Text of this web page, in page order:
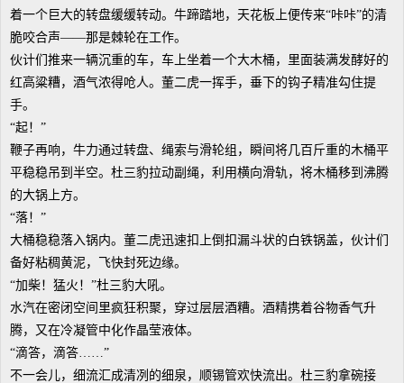
着一个巨大的转盘缓缓转动。牛蹄踏地，天花板上便传来“咔咔”的清
脆咬合声——那是棘轮在工作。
伙计们推来一辆沉重的车，车上坐着一个大木桶，里面装满发酵好的
红高粱糟，酒气浓得呛人。董二虎一挥手，垂下的钩子精准勾住提
手。
“起！”
鞭子再响，牛力通过转盘、绳索与滑轮组，瞬间将几百斤重的木桶平
平稳稳吊到半空。杜三豹拉动副绳，利用横向滑轨，将木桶移到沸腾
的大锅上方。
“落！”
大桶稳稳落入锅内。董二虎迅速扣上倒扣漏斗状的白铁锅盖，伙计们
备好粘稠黄泥，飞快封死边缘。
“加柴！猛火！”杜三豹大吼。
水汽在密闭空间里疯狂积聚，穿过层层酒糟。酒精携着谷物香气升
腾，又在冷凝管中化作晶莹液体。
“滴答，滴答……”
不一会儿，细流汇成清冽的细泉，顺锡管欢快流出。杜三豹拿碗接